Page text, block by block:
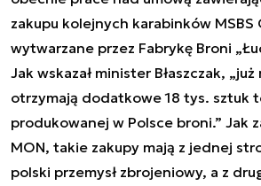
zakupu kolejnych karabinków MSBS
wytwarzane przez Fabrykę Broni
Jak wskazał minister Błaszczak,
otrzymają dodatkowe 18 tys. sztuk
produkowanej w Polsce broni.” Jak
MON, takie zakupy mają z jednej
polski przemysł zbrojeniowy, a z